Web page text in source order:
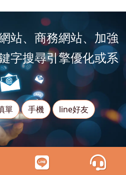
站、商務網站、加強
字搜尋引擎優化或系
單 手機 line好友